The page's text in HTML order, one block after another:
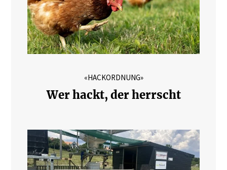
«HACKORDNUNG»
Wer hackt, der herrscht